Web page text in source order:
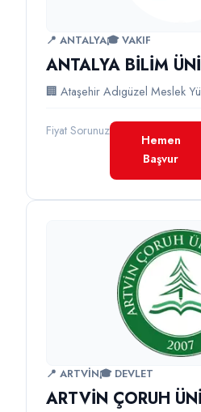
📍 ANTALYA🎓 VAKIF
ANTALYA BİLİM
🏢 Ataşehir Adıgüzel Meslek
Fiyat Sorunuz
Hemen
Başvur
📍 ARTVİN🎓 DEVLET
ARTVİN ÇORUH